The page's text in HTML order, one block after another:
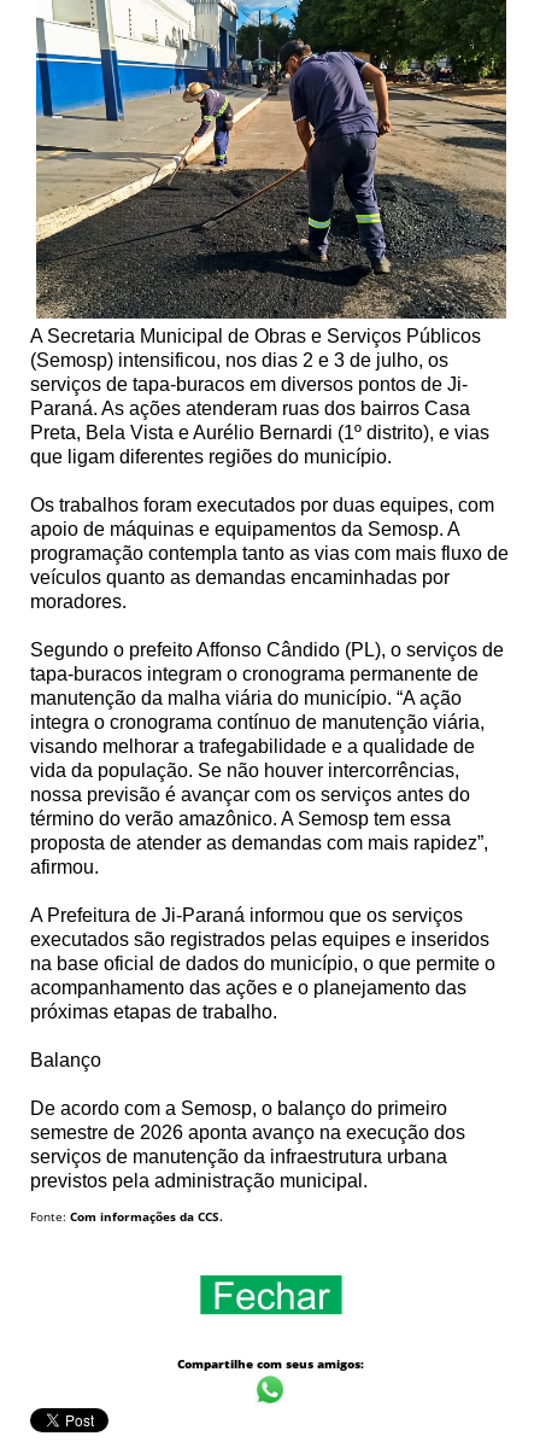
A Secretaria Municipal de Obras e Serviços Públicos
(Semosp) intensificou, nos dias 2 e 3 de julho, os
serviços de tapa-buracos em diversos pontos de Ji-
Paraná. As ações atenderam ruas dos bairros Casa
Preta, Bela Vista e Aurélio Bernardi (1º distrito), e vias
que ligam diferentes regiões do município.
Os trabalhos foram executados por duas equipes, com
apoio de máquinas e equipamentos da Semosp. A
programação contempla tanto as vias com mais fluxo de
veículos quanto as demandas encaminhadas por
moradores.
Segundo o prefeito Affonso Cândido (PL), o serviços de
tapa-buracos integram o cronograma permanente de
manutenção da malha viária do município. “A ação
integra o cronograma contínuo de manutenção viária,
visando melhorar a trafegabilidade e a qualidade de
vida da população. Se não houver intercorrências,
nossa previsão é avançar com os serviços antes do
término do verão amazônico. A Semosp tem essa
proposta de atender as demandas com mais rapidez”,
afirmou.
A Prefeitura de Ji-Paraná informou que os serviços
executados são registrados pelas equipes e inseridos
na base oficial de dados do município, o que permite o
acompanhamento das ações e o planejamento das
próximas etapas de trabalho.
Balanço
De acordo com a Semosp, o balanço do primeiro
semestre de 2026 aponta avanço na execução dos
serviços de manutenção da infraestrutura urbana
previstos pela administração municipal.
Fonte: Com informações da CCS.
Compartilhe com seus amigos: